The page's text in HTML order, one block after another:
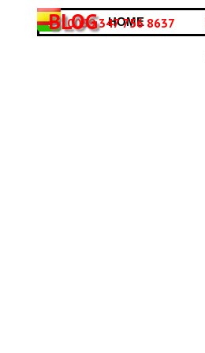
Vai ai contenuti
HOME
0039 347 756 8637
BLOG